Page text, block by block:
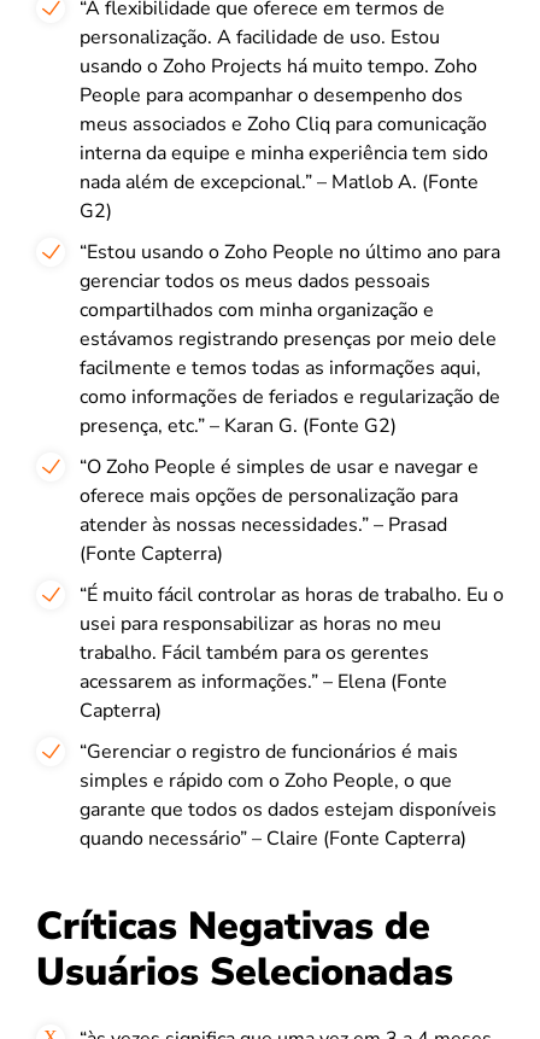
“A flexibilidade que oferece em termos de
personalização. A facilidade de uso. Estou
usando o Zoho Projects há muito tempo. Zoho
People para acompanhar o desempenho dos
meus associados e Zoho Cliq para comunicação
interna da equipe e minha experiência tem sido
nada além de excepcional.” – Matlob A. (Fonte
G2)
“Estou usando o Zoho People no último ano para
gerenciar todos os meus dados pessoais
compartilhados com minha organização e
estávamos registrando presenças por meio dele
facilmente e temos todas as informações aqui,
como informações de feriados e regularização de
presença, etc.” – Karan G. (Fonte G2)
“O Zoho People é simples de usar e navegar e
oferece mais opções de personalização para
atender às nossas necessidades.” – Prasad
(Fonte Capterra)
“É muito fácil controlar as horas de trabalho. Eu o
usei para responsabilizar as horas no meu
trabalho. Fácil também para os gerentes
acessarem as informações.” – Elena (Fonte
Capterra)
“Gerenciar o registro de funcionários é mais
simples e rápido com o Zoho People, o que
garante que todos os dados estejam disponíveis
quando necessário” – Claire (Fonte Capterra)
Críticas Negativas de
Usuários Selecionadas